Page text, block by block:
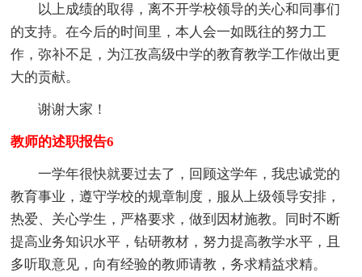
以上成绩的取得，离不开学校领导的关心和同事们
的支持。在今后的时间里，本人会一如既往的努力工
作，弥补不足，为江孜高级中学的教育教学工作做出更
大的贡献。
谢谢大家！
教师的述职报告6
一学年很快就要过去了，回顾这学年，我忠诚党的
教育事业，遵守学校的规章制度，服从上级领导安排，
热爱、关心学生，严格要求，做到因材施教。同时不断
提高业务知识水平，钻研教材，努力提高教学水平，且
多听取意见，向有经验的教师请教，务求精益求精。